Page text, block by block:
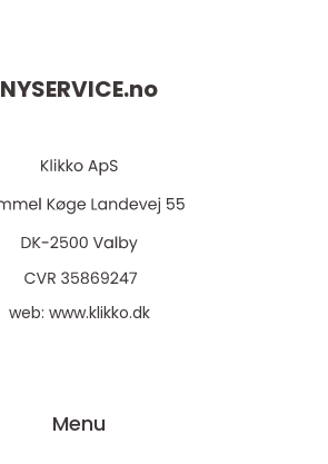
NYSERVICE.no
web: www.klikko.dk
Menu